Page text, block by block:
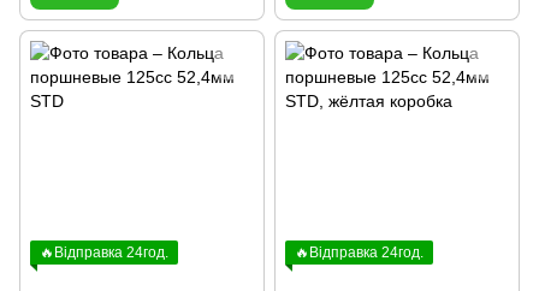
🔥Відправка 24год. 🔥Відправка 24год.